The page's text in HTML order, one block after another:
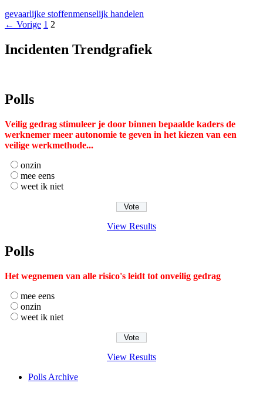
te
met
swipetekens
gebruiken.
gevaarlijke stoffenmenselijk handelen
Berichten
← Vorige 1 2
Incidenten Trendgrafiek
Polls
Veilig gedrag stimuleer je door binnen bepaalde kaders de
werknemer meer autonomie te geven in het kiezen van een
veilige werkmethode...
onzin
mee eens
weet ik niet
View Results
Polls
Het wegnemen van alle risico's leidt tot onveilig gedrag
mee eens
onzin
weet ik niet
View Results
Polls Archive